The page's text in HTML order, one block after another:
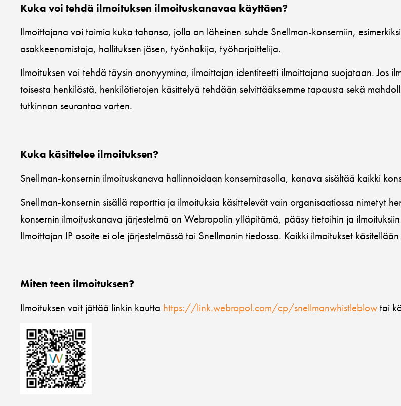
Kuka voi tehdä ilmoituksen ilmoituskanavaa käyttäen?
Ilmoittajana voi toimia kuka tahansa, jolla on läheinen suhde Snellman-konserniin,
osakkeenomistaja, hallituksen jäsen, työnhakija, työharjoittelija.
Ilmoituksen voi tehdä täysin anonyymina, ilmoittajan identiteetti ilmoittajana suojataan. Jos
toisesta henkilöstä, henkilötietojen käsittelyä tehdään selvittääksemme tapausta sekä
tutkinnan seurantaa varten.
Kuka käsittelee ilmoituksen?
Snellman-konsernin ilmoituskanava hallinnoidaan konsernitasolla, kanava sisältää kaikki
Snellman-konsernin sisällä raporttia ja ilmoituksia käsittelevät vain organisaatiossa nimetyt
konsernin ilmoituskanava järjestelmä on Webropolin ylläpitämä, pääsy tietoihin ja
Ilmoittajan IP osoite ei ole järjestelmässä tai Snellmanin tiedossa. Kaikki ilmoitukset
Miten teen ilmoituksen?
Ilmoituksen voit jättää linkin kautta https://link.webropol.com/cp/snellmanwhistleblowtai